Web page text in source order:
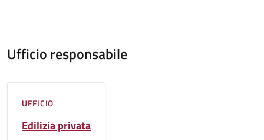
Ufficio responsabile
UFFICIO
Edilizia privata